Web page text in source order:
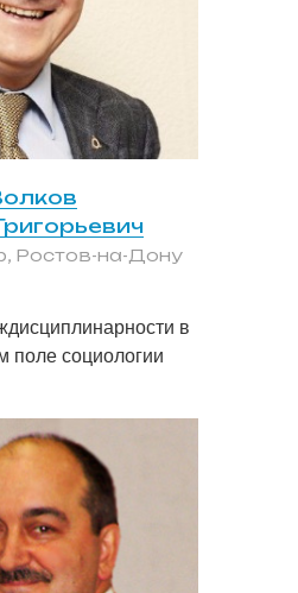
Ростов-на-Дону
в
поле социологии